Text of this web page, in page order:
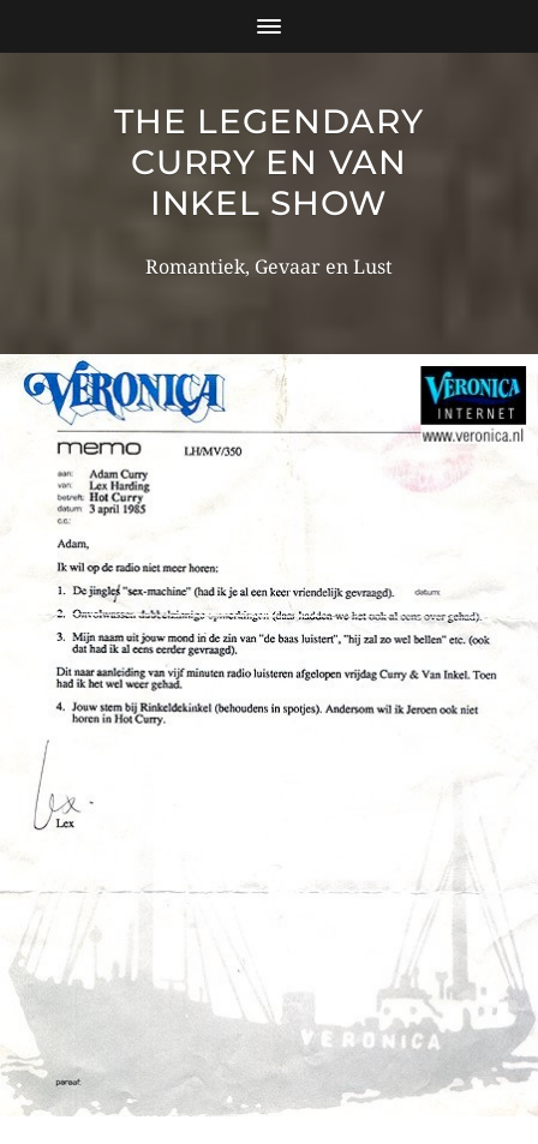
THE LEGENDARY
CURRY EN VAN
INKEL SHOW
Romantiek, Gevaar en Lust